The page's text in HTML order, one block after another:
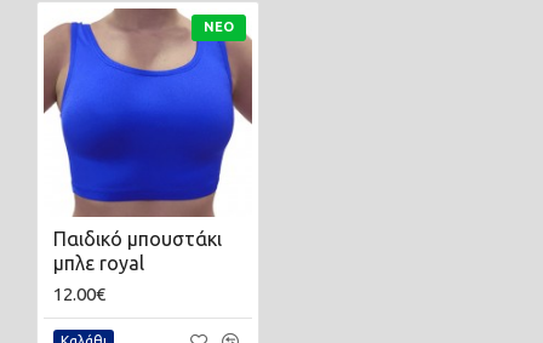
ΝΈΟ
Παιδικό μπουστάκι
μπλε royal
12.00€